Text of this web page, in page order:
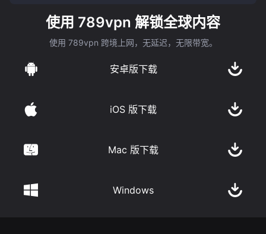
使用 789vpn 解锁全球内容
使用 789vpn 跨境上网，无延迟，无限带宽。
安卓版下载
iOS 版下载
Mac 版下载
Windows